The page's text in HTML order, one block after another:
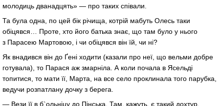
молодиць дванадцять» — про таких співали.
Та була одна, по цей бік річища, котрій мабуть Олесь таки
обіцявся… Проте, хто його батька знає, що там було у нього
з Парасею Мартовою, і чи обіцявся він їй, чи ні?
Як внадився він до Ґені ходити (казали про неї, що вельми добре
готувала), то Парася аж змарніла. А коли почала в Ясельді
топитися, то мати її, Марта, на все село проклинала того парубка,
ведучи розпатлану дочку з берега.
— Вези її в б`ольніцу до Пінська. Там, кажуть, є такий дохтур,